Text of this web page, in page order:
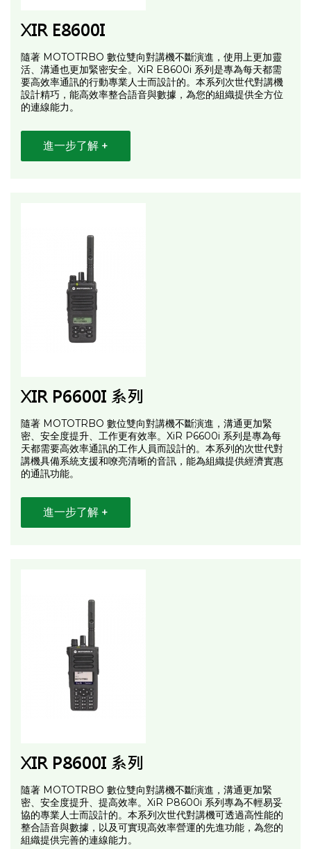
XIR E8600I
隨著 MOTOTRBO 數位雙向對講機不斷演進，使用上更加靈
活、溝通也更加緊密安全。XiR E8600i 系列是專為每天都需
要高效率通訊的行動專業人士而設計的。本系列次世代對講機
設計精巧，能高效率整合語音與數據，為您的組織提供全方位
的連線能力。
進一步了解 +
XIR P6600I 系列
隨著 MOTOTRBO 數位雙向對講機不斷演進，溝通更加緊
密、安全度提升、工作更有效率。XiR P6600i 系列是專為每
天都需要高效率通訊的工作人員而設計的。本系列的次世代對
講機具備系統支援和嘹亮清晰的音訊，能為組織提供經濟實惠
的通訊功能。
進一步了解 +
XIR P8600I 系列
隨著 MOTOTRBO 數位雙向對講機不斷演進，溝通更加緊
密、安全度提升、提高效率。XiR P8600i 系列專為不輕易妥
協的專業人士而設計的。本系列次世代對講機可透過高性能的
整合語音與數據，以及可實現高效率營運的先進功能，為您的
組織提供完善的連線能力。